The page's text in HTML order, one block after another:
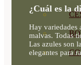
¿Cuál es la
Hay variedades
malvas. Todas
Las azules son
elegantes para